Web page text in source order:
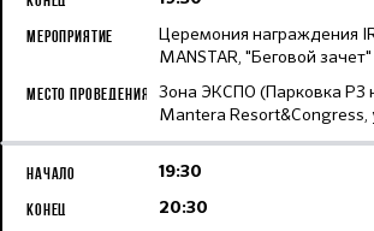
Церемония награждения
MANSTAR, "Беговой зачет"
Зона ЭКСПО (Парковка Р3
Mantera Resort&Congress,
19:30
20:30